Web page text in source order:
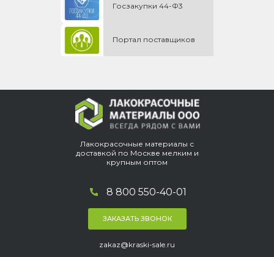
Госзакупки 44-Ф3
Портал поставщиков
Лакокрасочные материалы с
доставкой по Москве мелким и
крупным оптом
8 800 550-40-01
ЗАКАЗАТЬ ЗВОНОК
zakaz@kraski-sale.ru